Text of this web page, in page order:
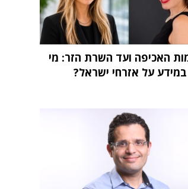
האכיפה ועד השרת הזר: מי
על אזרחי ישראל?